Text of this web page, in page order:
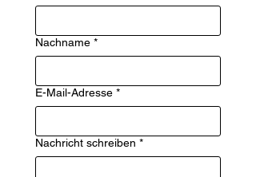
Nachname *
E-Mail-Adresse *
Nachricht schreiben *